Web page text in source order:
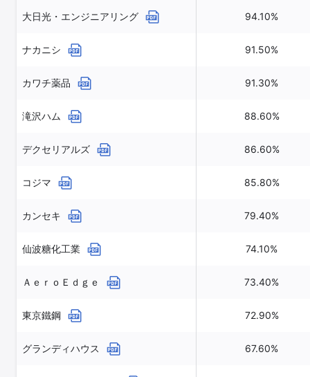
大日光・エンジニアリング 94.10%
ナカニシ 91.50%
カワチ薬品 91.30%
滝沢ハム 88.60%
デクセリアルズ 86.60%
コジマ 85.80%
カンセキ 79.40%
仙波糖化工業 74.10%
ＡｅｒｏＥｄｇｅ 73.40%
東京鐵鋼 72.90%
グランディハウス 67.60%